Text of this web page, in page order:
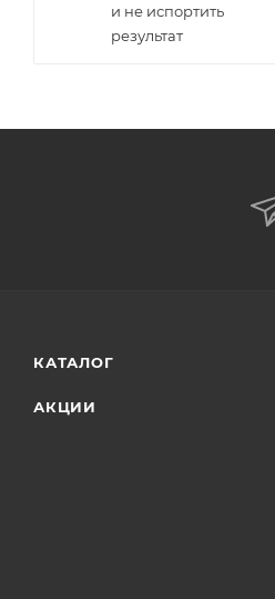
и не испортить
результат
КАТАЛОГ
АКЦИИ